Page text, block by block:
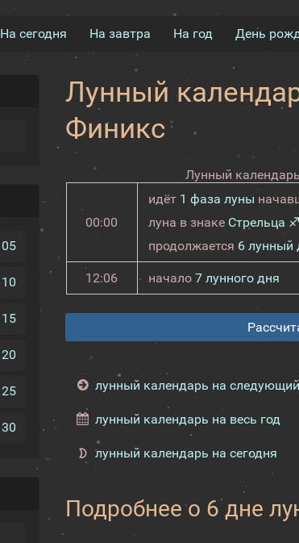
На сегодня На завтра На год День
05
10
15
20
25
30
Лунный
Финикс
Лунный
00:00
идёт 1 фаза луны
луна в знаке Стрельца ♐
продолжается 6 лунный
12:06 начало 7 лунного дня
лунный календарь на
лунный календарь на весь год
лунный календарь на сегодня
Подробнее о 6 дне